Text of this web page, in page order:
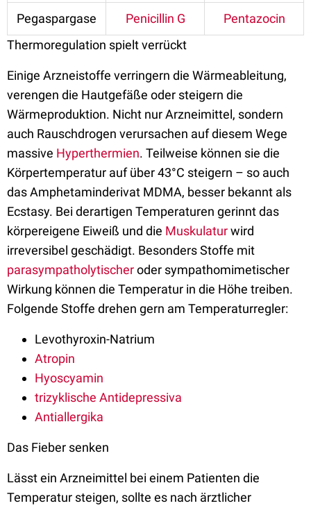
Pegaspargase Penicillin G
Pentazocin
Thermoregulation spielt verrückt
Einige Arzneistoffe verringern die Wärmeableitung,
verengen die Hautgefäße oder steigern die
Wärmeproduktion. Nicht nur Arzneimittel, sondern
auch Rauschdrogen verursachen auf diesem Wege
massive Hyperthermien. Teilweise können sie die
Körpertemperatur auf über 43°C steigern – so auch
das Amphetaminderivat MDMA, besser bekannt als
Ecstasy. Bei derartigen Temperaturen gerinnt das
körpereigene Eiweiß und die Muskulaturwird
irreversibel geschädigt. Besonders Stoffe mit
parasympatholytischeroder sympathomimetischer
Wirkung können die Temperatur in die Höhe treiben.
Folgende Stoffe drehen gern am Temperaturregler:
Levothyroxin-Natrium
Atropin
Hyoscyamin
trizyklische Antidepressiva
Antiallergika
Das Fieber senken
Lässt ein Arzneimittel bei einem Patienten die
Temperatur steigen, sollte es nach ärztlicher